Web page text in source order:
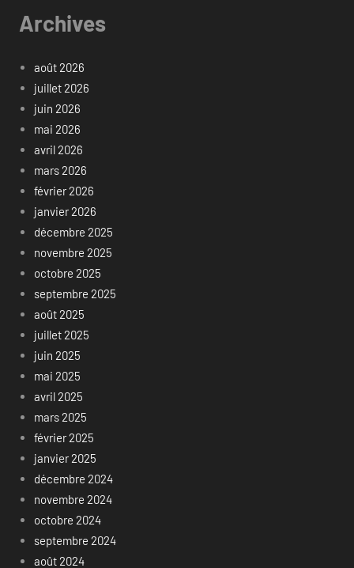
Archives
août 2026
juillet 2026
juin 2026
mai 2026
avril 2026
mars 2026
février 2026
janvier 2026
décembre 2025
novembre 2025
octobre 2025
septembre 2025
août 2025
juillet 2025
juin 2025
mai 2025
avril 2025
mars 2025
février 2025
janvier 2025
décembre 2024
novembre 2024
octobre 2024
septembre 2024
août 2024